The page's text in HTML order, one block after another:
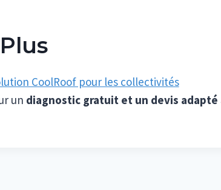
CoolRoof pour les collectivités
un diagnostic gratuit et un devis adapté